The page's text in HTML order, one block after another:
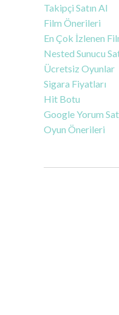
Takipçi Satın Al
Film Önerileri
En Çok İzlenen
Nested Sunucu
Ücretsiz Oyunlar
Sigara Fiyatları
Hit Botu
Google Yorum
Oyun Önerileri